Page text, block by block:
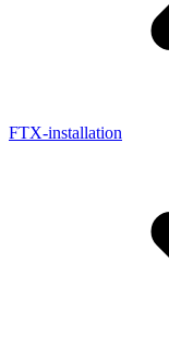
FTX-installation